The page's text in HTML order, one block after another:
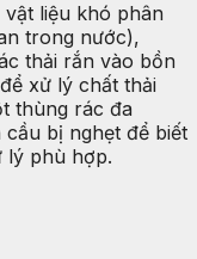
liệu khó phân
trong nước),
thải rắn vào bồn
xử lý chất thải
thùng rác đa
bị nghẹt để biết
lý phù hợp.